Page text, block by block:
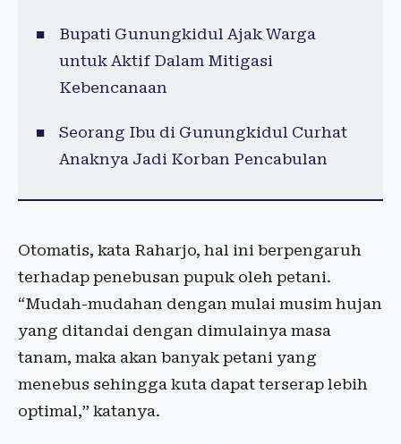
Bupati Gunungkidul Ajak Warga
untuk Aktif Dalam Mitigasi
Kebencanaan
Seorang Ibu di Gunungkidul Curhat
Anaknya Jadi Korban Pencabulan
Otomatis, kata Raharjo, hal ini berpengaruh
terhadap penebusan pupuk oleh petani.
“Mudah-mudahan dengan mulai musim hujan
yang ditandai dengan dimulainya masa
tanam, maka akan banyak petani yang
menebus sehingga kuta dapat terserap lebih
optimal,” katanya.